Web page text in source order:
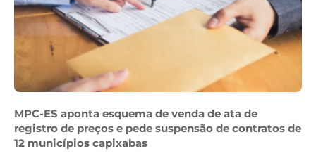
MPC-ES aponta esquema de venda de ata de
registro de preços e pede suspensão de contratos de
12 municípios capixabas